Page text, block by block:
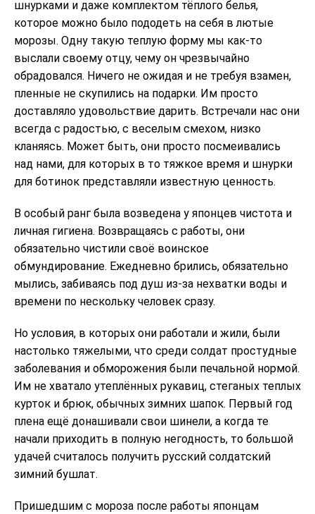
шнурками и даже комплектом тёплого белья,
которое можно было пододеть на себя в лютые
морозы. Одну такую теплую форму мы как-то
выслали своему отцу, чему он чрезвычайно
обрадовался. Ничего не ожидая и не требуя взамен,
пленные не скупились на подарки. Им просто
доставляло удовольствие дарить. Встречали нас они
всегда с радостью, с веселым смехом, низко
кланяясь. Может быть, они просто посмеивались
над нами, для которых в то тяжкое время и шнурки
для ботинок представляли известную ценность.
В особый ранг была возведена у японцев чистота и
личная гигиена. Возвращаясь с работы, они
обязательно чистили своё воинское
обмундирование. Ежедневно брились, обязательно
мылись, забиваясь под душ из-за нехватки воды и
времени по нескольку человек сразу.
Но условия, в которых они работали и жили, были
настолько тяжелыми, что среди солдат простудные
заболевания и обморожения были печальной нормой.
Им не хватало утеплённых рукавиц, стеганых теплых
курток и брюк, обычных зимних шапок. Первый год
плена ещё донашивали свои шинели, а когда те
начали приходить в полную негодность, то большой
удачей считалось получить русский солдатский
зимний бушлат.
Пришедшим с мороза после работы японцам